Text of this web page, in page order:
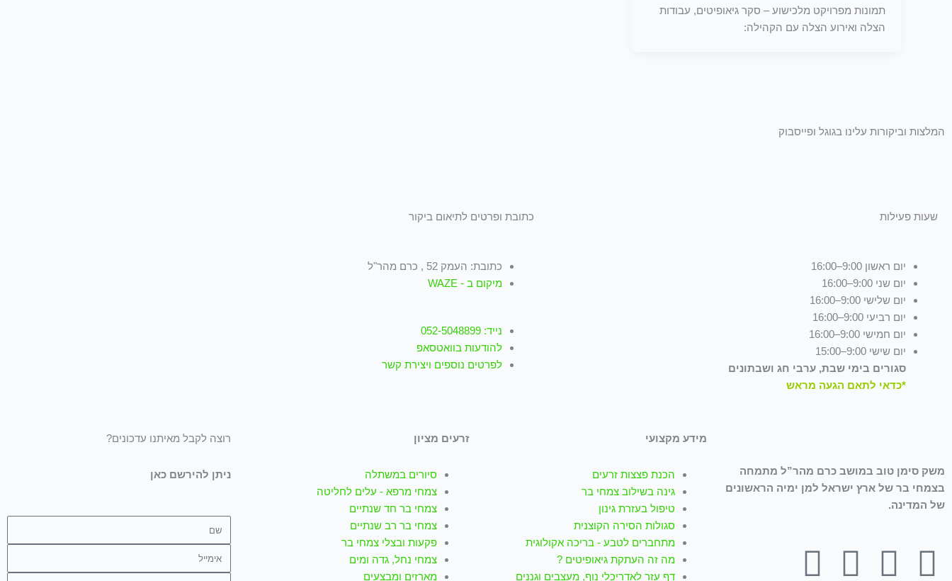
תמונות מפרויקט מלכישוע – סקר גיאופיטים, עבודות
הצלה ואירוע הצלה עם הקהילה:
המלצות וביקורות עלינו בגוגל ופייסבוק
שעות פעילות
יום ראשון 9:00–16:00
יום שני 9:00–16:00
יום שלישי 9:00–16:00
יום רביעי 9:00–16:00
יום חמישי 9:00–16:00
יום שישי 9:00–15:00
סגורים בימי שבת, ערבי חג ושבתונים
*כדאי לתאם הגעה מראש
כתובת ופרטים לתיאום ביקור
כתובת: העמק 52 , כרם מהר"ל
מיקום ב - WAZE
נייד: 052-5048899
להודעות בוואטסאפ
לפרטים נוספים ויצירת קשר
משק סימן טוב במושב כרם מהר”ל מתמחה
בצמחי בר של ארץ ישראל למן ימיה הראשונים
של המדינה.
F
Y
I
W
מידע מקצועי
הכנת פצצות זרעים
גינה בשילוב צמחי בר
טיפול בעזרת גינון
סגולות הסירה הקוצנית
מתחברים לטבע - בריכה אקולוגית
מה זה העתקת גיאופיטים ?
דף עזר לאדריכלי נוף, מעצבים וגננים
זרעים מציון
סיורים במשתלה
צמחי מרפא - עלים לחליטה
צמחי בר חד שנתיים
צמחי בר רב שנתיים
פקעות ובצלי צמחי בר
צמחי נחל, גדה ומים
מארזים ומבצעים
רוצה לקבל מאיתנו עדכונים?
ניתן להירשם כאן